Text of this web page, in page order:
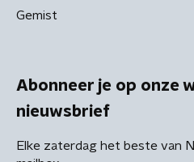
Gemist
Abonneer je op onze
nieuwsbrief
Elke zaterdag het beste van